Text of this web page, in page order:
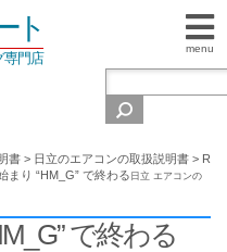
menu
ト
専門店
書 > 日立のエアコンの取扱説明書 > R
まり “HM_G” で終わる 日立 エアコンの
で終わる